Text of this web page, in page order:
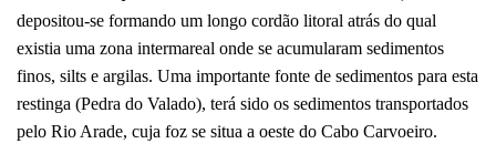
depositou-se formando um longo cordão litoral atrás do qual
existia uma zona intermareal onde se acumularam sedimentos
finos, silts e argilas. Uma importante fonte de sedimentos para esta
restinga (Pedra do Valado), terá sido os sedimentos transportados
pelo Rio Arade, cuja foz se situa a oeste do Cabo Carvoeiro.